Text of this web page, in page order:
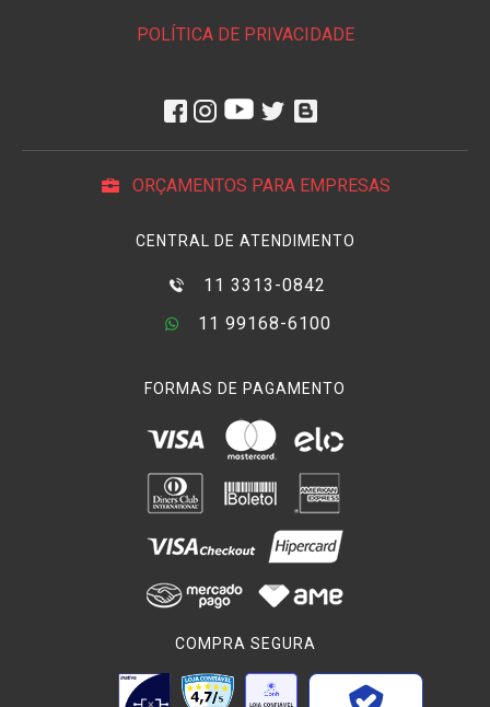
POLÍTICA DE PRIVACIDADE
ORÇAMENTOS PARA EMPRESAS
CENTRAL DE ATENDIMENTO
11 3313-0842
11 99168-6100
FORMAS DE PAGAMENTO
COMPRA SEGURA